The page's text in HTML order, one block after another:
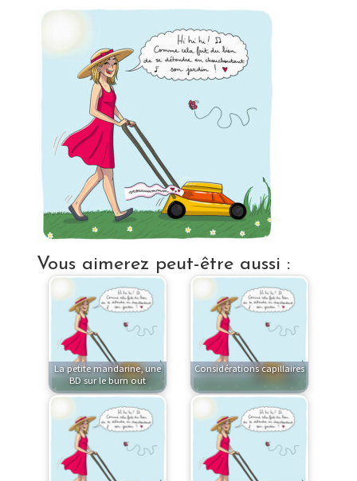
Vous aimerez peut-être aussi :
La petite mandarine, une
BD sur le burn out
Considérations capillaires